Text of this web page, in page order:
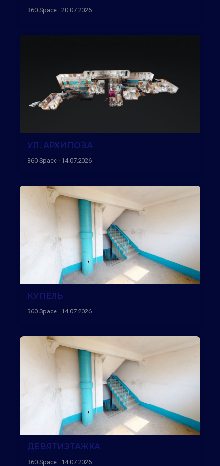
360 Space · 20.07.2026
УЛ. АРХИПОВА
360 Space · 14.07.2026
КУПЕЛЬ
360 Space · 14.07.2026
ДЕВЯТИЭТАЖКА
360 Space · 14.07.2026